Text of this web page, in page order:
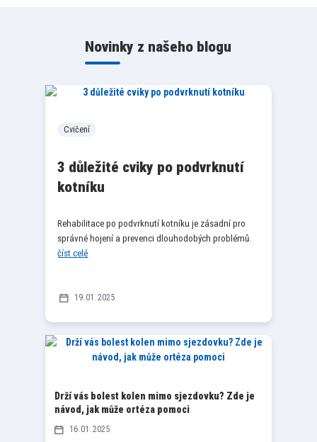
Novinky z našeho blogu
19 01 2025
Cvičení
3 důležité cviky po podvrknutí
kotníku
Rehabilitace po podvrknutí kotníku je zásadní pro
správné hojení a prevenci dlouhodobých problémů.
číst celé
16 01 2025
Drží vás bolest kolen mimo sjezdovku? Zde je
návod, jak může ortéza pomoci